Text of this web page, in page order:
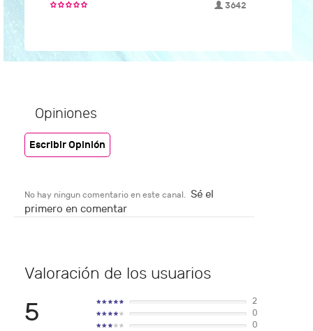
3642
Opiniones
Escribir Opinión
No hay ningun comentario en este canal. Sé el
primero en comentar
Valoración de los usuarios
5
2
0
0